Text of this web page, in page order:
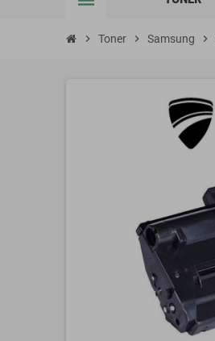
chevron_right Toner chevron_right Samsung chevron_right